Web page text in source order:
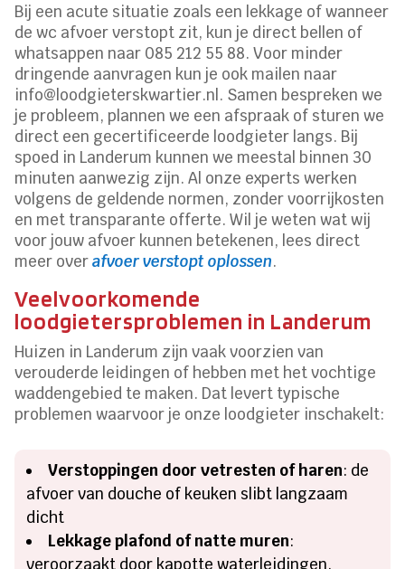
Bij een acute situatie zoals een lekkage of wanneer
de wc afvoer verstopt zit, kun je direct bellen of
whatsappen naar 085 212 55 88. Voor minder
dringende aanvragen kun je ook mailen naar
info@loodgieterskwartier.nl. Samen bespreken we
je probleem, plannen we een afspraak of sturen we
direct een gecertificeerde loodgieter langs. Bij
spoed in Landerum kunnen we meestal binnen 30
minuten aanwezig zijn. Al onze experts werken
volgens de geldende normen, zonder voorrijkosten
en met transparante offerte. Wil je weten wat wij
voor jouw afvoer kunnen betekenen, lees direct
meer overafvoer verstopt oplossen.
Veelvoorkomende
loodgietersproblemen in Landerum
Huizen in Landerum zijn vaak voorzien van
verouderde leidingen of hebben met het vochtige
waddengebied te maken. Dat levert typische
problemen waarvoor je onze loodgieter inschakelt:
Verstoppingen door vetresten of haren: de
afvoer van douche of keuken slibt langzaam
dicht
Lekkage plafond of natte muren:
veroorzaakt door kapotte waterleidingen,